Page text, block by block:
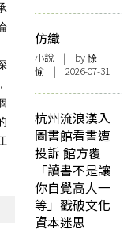
仿織
小說 | by 悇
愉 | 2026-07-31
杭州流浪漢入
圖書館看書遭
投訴 館方覆
「讀書不是讓
你自覺高人一
等」戳破文化
資本迷思